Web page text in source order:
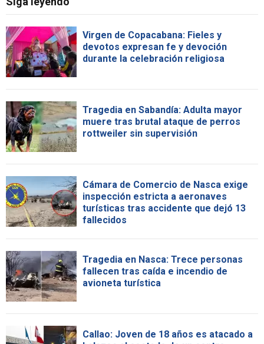
Virgen de Copacabana: Fieles y
devotos expresan fe y devoción
durante la celebración religiosa
Tragedia en Sabandía: Adulta mayor
muere tras brutal ataque de perros
rottweiler sin supervisión
Cámara de Comercio de Nasca exige
inspección estricta a aeronaves
turísticas tras accidente que dejó 13
fallecidos
Tragedia en Nasca: Trece personas
fallecen tras caída e incendio de
avioneta turística
Callao: Joven de 18 años es atacado a